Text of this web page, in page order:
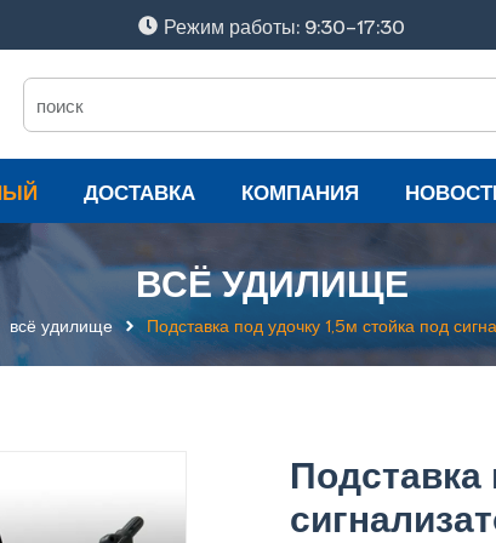
Режим работы: 9:30-17:30
ДОСТАВКА КОМПАНИЯ
ВСЁ УДИЛИЩЕ
всё удилище Подставка под удочку 1,5м стойка под
Подставка